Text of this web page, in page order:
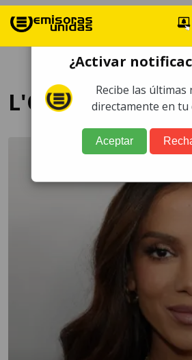
L'Oréal
¿Activar
Recibe las últimas
directamente en tu
Aceptar